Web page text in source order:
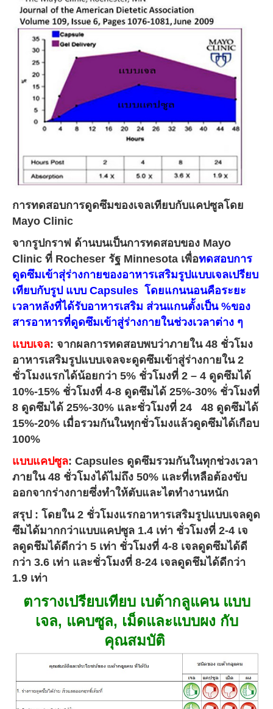
การทดสอบการดูดซึมของเจลเทียบกับแคปซูลโดย
Mayo Clinic
จากรูปกราฟ ด้านบนเป็นการทดสอบของ Mayo
Clinic ที่ Rocheser รัฐ Minnesota เพื่อทดสอบการ
ดูดซึมเข้าสุ่ร่างกายของอาหารเสริมรูปแบบเจลเปรียบ
เทียบกับรูป แบบ Capsules โดยแกนนอนคือระยะ
เวลาหลังที่ได้รับอาหารเสริม ส่วนแกนตั้งเป็น %ของ
สารอาหารที่ดูดซึมเข้าสู่ร่างกายในช่วงเวลาต่าง ๆ
แบบเจล: จากผลการทดสอบพบว่าภายใน 48 ชั่วโมง
อาหารเสริมรูปแบบเจลจะดูดซึมเข้าสู่ร่างกายใน 2
ชั่วโมงแรกได้น้อยกว่า 5% ชั่วโมงที่ 2 – 4 ดูดซึมได้
10%-15% ชั่วโมงที่ 4-8 ดูดซึมได้ 25%-30% ชั่วโมงที่
8 ดูดซึมได้ 25%-30% และชั่วโมงที่ 24 48 ดูดซึมได้
15%-20% เมื่อรวมกันในทุกชั่วโมงแล้วดูดซึมได้เกือบ
100%
แบบแคปซูล: Capsules ดูดซึมรวมกันในทุกช่วงเวลา
ภายใน 48 ชั่วโมงได้ไม่ถึง 50% และที่เหลือต้องขับ
ออกจากร่างกายซึ่งทำให้ตับและไตทำงานหนัก
สรุป : โดยใน 2 ชั่วโมงแรกอาหารเสริมรูปแบบเจลดูด
ซึมได้มากกว่าแบบแคปซูล 1.4 เท่า ชั่วโมงที่ 2-4 เจ
ลดูดชึมได้ดีกว่า 5 เท่า ชั่วโมงที่ 4-8 เจลดูดซึมได้ดี
กว่า 3.6 เท่า และชั่วโมงที่ 8-24 เจลดูดชึมได้ดีกว่า
1.9 เท่า
ตารางเปรียบเทียบ เบต้ากลูแคน แบบ
เจล, แคบซูล, เม็ดและแบบผง กับ
คุณสมบัติ